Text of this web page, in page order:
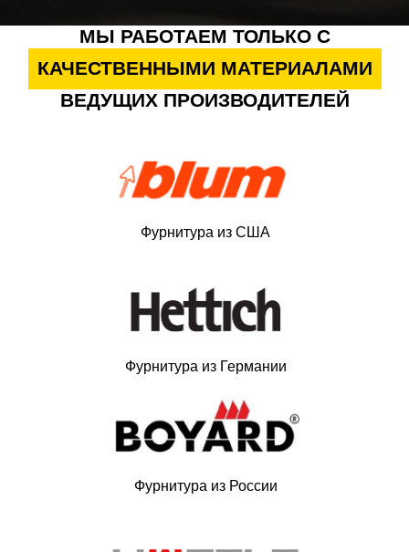
МЫ РАБОТАЕМ ТОЛЬКО С
КАЧЕСТВЕННЫМИ МАТЕРИАЛАМИ
ВЕДУЩИХ ПРОИЗВОДИТЕЛЕЙ
Фурнитура из США
Фурнитура из Германии
Фурнитура из России